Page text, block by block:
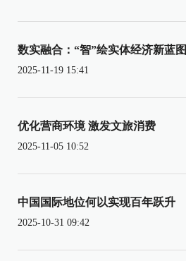
数实融合：“智”绘实体经济新蓝图
2025-11-19 15:41
优化营商环境 激发文旅消费
2025-11-05 10:52
中国国际地位何以实现百年跃升
2025-10-31 09:42